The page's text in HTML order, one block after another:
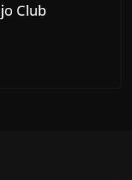
Club